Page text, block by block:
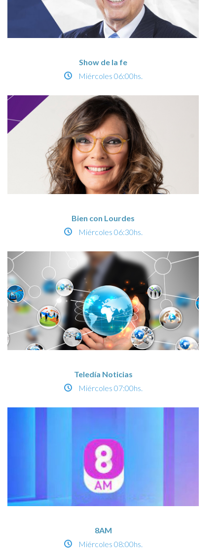
Show de la fe
Miércoles 06:00hs.
Bien con Lourdes
Miércoles 06:30hs.
Teledía Noticias
Miércoles 07:00hs.
8AM
Miércoles 08:00hs.